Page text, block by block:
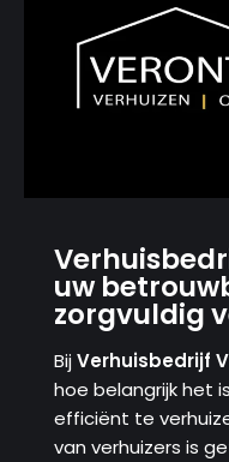
uw
zorgvuldig
BijVerhuisbedrijf
hoe belangrijk het
efficiënt te
van verhuizers is